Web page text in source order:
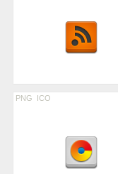
PNG ICO